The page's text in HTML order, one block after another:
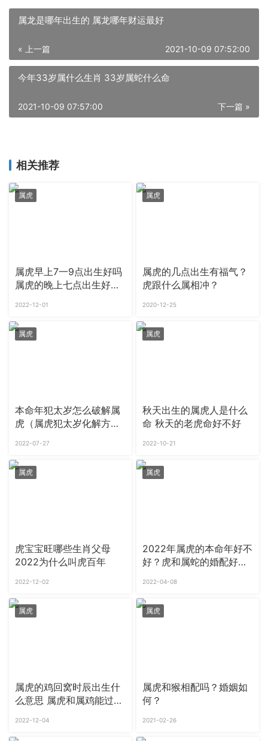
属龙是哪年出生的 属龙哪年财运最好
« 上一篇 2021-10-09 07:52:00
今年33岁属什么生肖 33岁属蛇什么命
下一篇 »
2021-10-09 07:57:00
相关推荐
属虎
属虎早上7一9点出生好吗
属虎的晚上七点出生好不
2022-12-01
属虎
属虎的几点出生有福气？
虎跟什么属相冲？
2020-12-25
属虎
本命年犯太岁怎么破解属
虎（属虎犯太岁化解方
2022-07-27
属虎
秋天出生的属虎人是什么
命 秋天的老虎命好不好
2022-10-21
属虎
虎宝宝旺哪些生肖父母
2022为什么叫虎百年
2022-12-02
属虎
2022年属虎的本命年好不
好？虎和属蛇的婚配好不
2022-04-08
属虎
属虎的鸡回窝时辰出生什
么意思 属虎和属鸡能过到
2022-12-04
属虎
属虎和猴相配吗？婚姻如
何？
2021-02-26